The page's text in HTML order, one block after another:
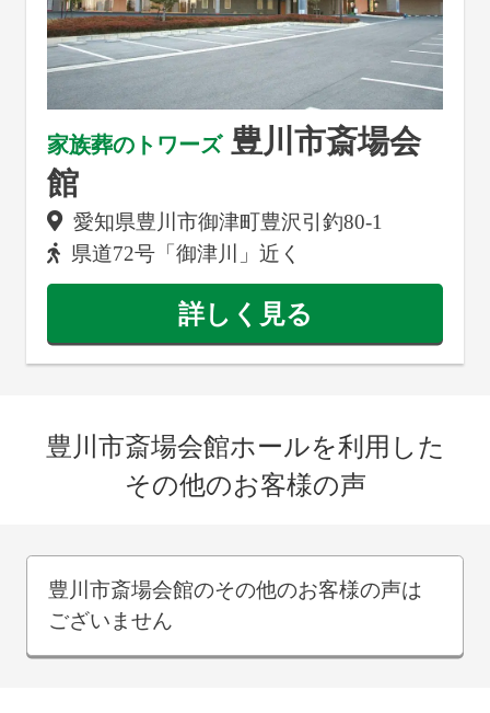
家族葬のトワーズ豊川市斎場会
館
愛知県豊川市御津町豊沢引釣80-1
県道372号「御津川」近く
詳しく見る
豊川市斎場会館ホールを利用した
その他のお客様の声
豊川市斎場会館のその他のお客様の声は
ございません